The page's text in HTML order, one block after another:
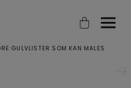
Open searchOpen
GULVLISTER SOM KAN MALES